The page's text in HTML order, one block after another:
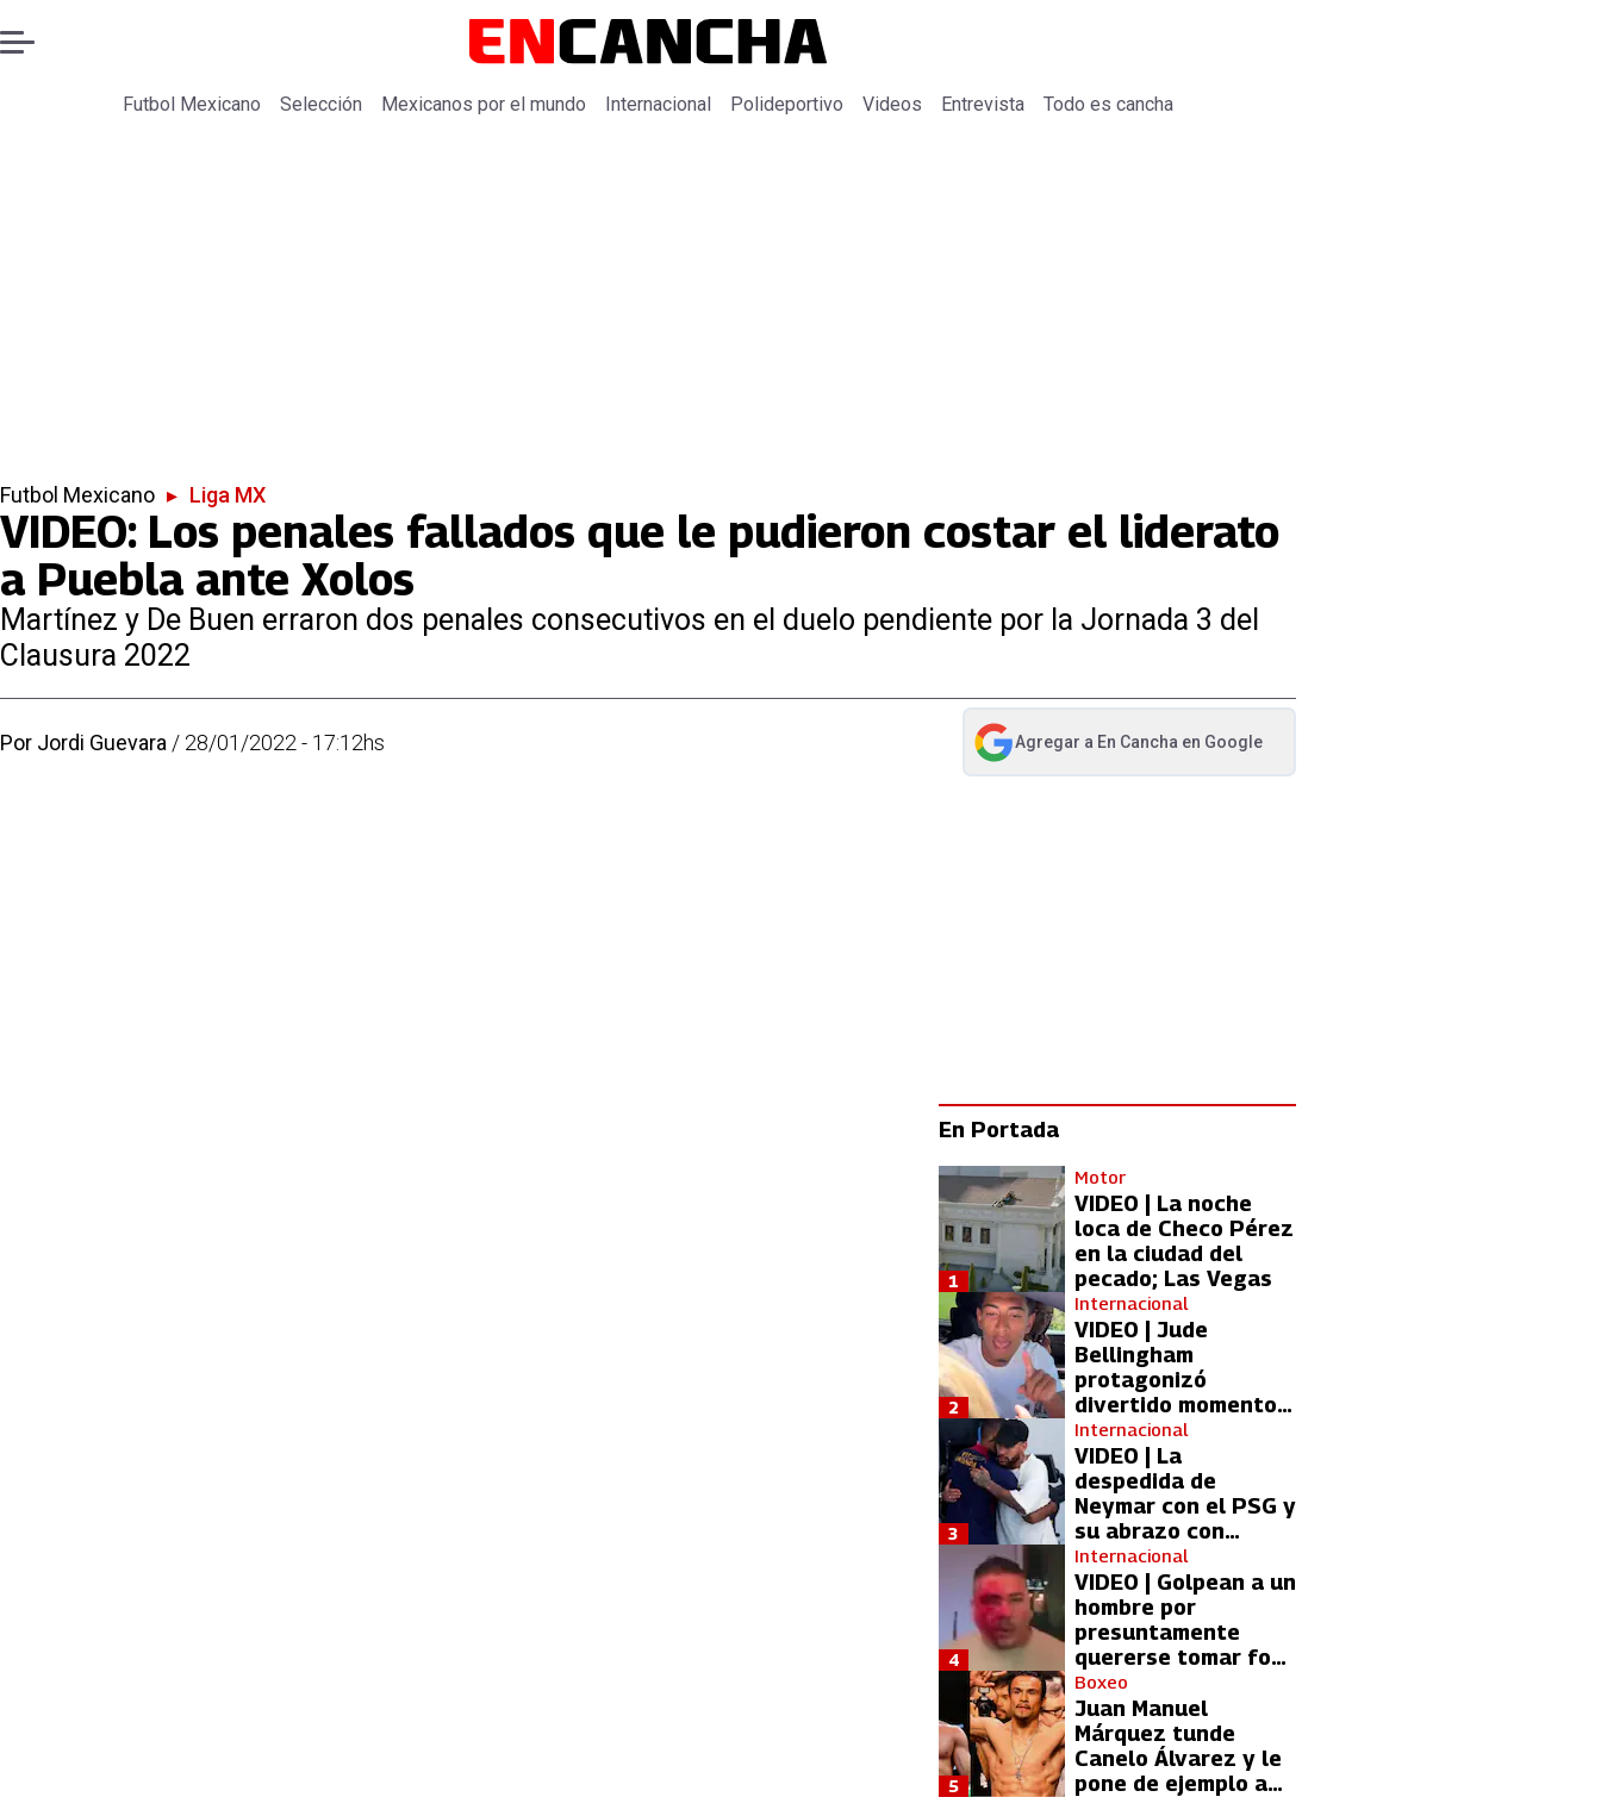
Futbol Mexicano Selección Mexicanos por el mundo Internacional Polideportivo Videos Entrevista Todo es cancha
Futbol Mexicano ▸ Liga MX
VIDEO: Los penales fallados que le pudieron costar el liderato
a Puebla ante Xolos
Martínez y De Buen erraron dos penales consecutivos en el duelo pendiente por la Jornada 3 del
Clausura 2022
Por Jordi Guevara / 28/01/2022 - 17:12hs Agregar a En Cancha en Google
abre en nueva pestaña
En Portada
Motor
VIDEO | La noche
loca de Checo Pérez
en la ciudad del
pecado; Las Vegas
1
Internacional
VIDEO | Jude
Bellingham
protagonizó
divertido momento
con aficionada del
Real Madrid
2
Internacional
VIDEO | La
despedida de
Neymar con el PSG y
su abrazo con
Kylian Mbappé
3
Internacional
VIDEO | Golpean a un
hombre por
presuntamente
quererse tomar foto
con Lionel Messi
4
Boxeo
Juan Manuel
Márquez tunde
Canelo Álvarez y le
pone de ejemplo a
5